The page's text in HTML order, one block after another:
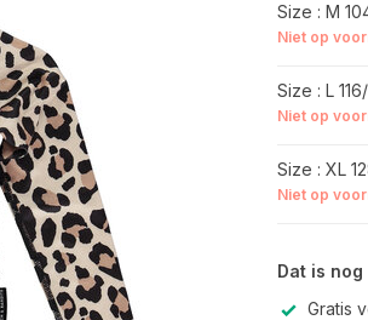
Size : M
Niet op
Size : L
Niet op
Size : XL
Niet op
Dat is
Gratis